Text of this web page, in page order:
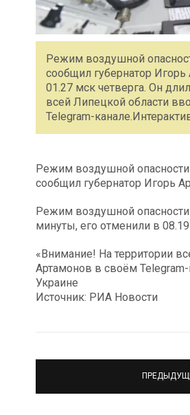
Режим воздушной
сообщил губернатор
01.27 мск четверга. Он
всей Липецкой области
Telegram-
Режим воздушной опасности
сообщил губернатор Игорь
Режим воздушной опасности
минуты, его отменили в
«Внимание! На территории
Артамонов в своём
Украине
Источник: РИА Новости